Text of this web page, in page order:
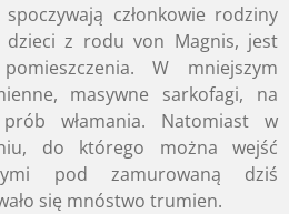
członkowie rodziny
z rodu von Magnis, jest
W mniejszym
masywne sarkofagi, na
włamania. Natomiast w
do którego można wejść
pod zamurowaną dziś
się mnóstwo trumien.